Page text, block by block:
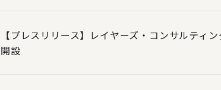
【プレスリリース】レイヤーズ・コンサルティ
開設